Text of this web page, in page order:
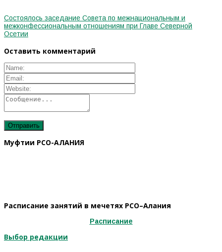
Состоялось заседание Совета по межнациональным и
межконфессиональным отношениям при Главе Северной
Осетии
Оставить комментарий
Муфтии РСО-АЛАНИЯ
Расписание занятий в мечетях РСО–Алания
Расписание
Выбор редакции